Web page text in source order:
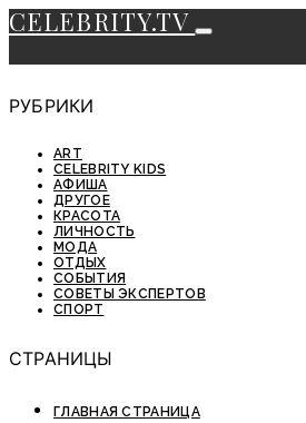
CELEBRITY.TV
РУБРИКИ
ART
CELEBRITY KIDS
АФИША
ДРУГОЕ
КРАСОТА
ЛИЧНОСТЬ
МОДА
ОТДЫХ
СОБЫТИЯ
СОВЕТЫ ЭКСПЕРТОВ
СПОРТ
СТРАНИЦЫ
ГЛАВНАЯ СТРАНИЦА